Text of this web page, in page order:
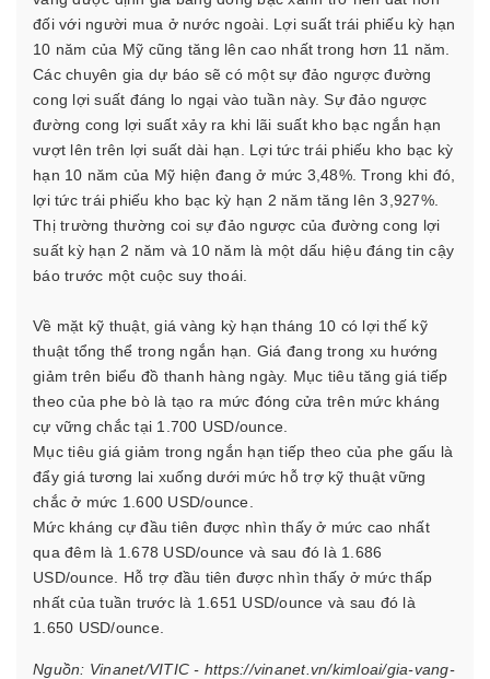
đối với người mua ở nước ngoài. Lợi suất trái phiếu kỳ hạn
10 năm của Mỹ cũng tăng lên cao nhất trong hơn 11 năm.
Các chuyên gia dự báo sẽ có một sự đảo ngược đường
cong lợi suất đáng lo ngại vào tuần này. Sự đảo ngược
đường cong lợi suất xảy ra khi lãi suất kho bạc ngắn hạn
vượt lên trên lợi suất dài hạn. Lợi tức trái phiếu kho bạc kỳ
hạn 10 năm của Mỹ hiện đang ở mức 3,48%. Trong khi đó,
lợi tức trái phiếu kho bạc kỳ hạn 2 năm tăng lên 3,927%.
Thị trường thường coi sự đảo ngược của đường cong lợi
suất kỳ hạn 2 năm và 10 năm là một dấu hiệu đáng tin cậy
báo trước một cuộc suy thoái.
Về mặt kỹ thuật, giá vàng kỳ hạn tháng 10 có lợi thế kỹ
thuật tổng thể trong ngắn hạn. Giá đang trong xu hướng
giảm trên biểu đồ thanh hàng ngày. Mục tiêu tăng giá tiếp
theo của phe bò là tạo ra mức đóng cửa trên mức kháng
cự vững chắc tại 1.700 USD/ounce.
Mục tiêu giá giảm trong ngắn hạn tiếp theo của phe gấu là
đẩy giá tương lai xuống dưới mức hỗ trợ kỹ thuật vững
chắc ở mức 1.600 USD/ounce.
Mức kháng cự đầu tiên được nhìn thấy ở mức cao nhất
qua đêm là 1.678 USD/ounce và sau đó là 1.686
USD/ounce. Hỗ trợ đầu tiên được nhìn thấy ở mức thấp
nhất của tuần trước là 1.651 USD/ounce và sau đó là
1.650 USD/ounce.
Nguồn: Vinanet/VITIC - https://vinanet.vn/kimloai/gia-vang-